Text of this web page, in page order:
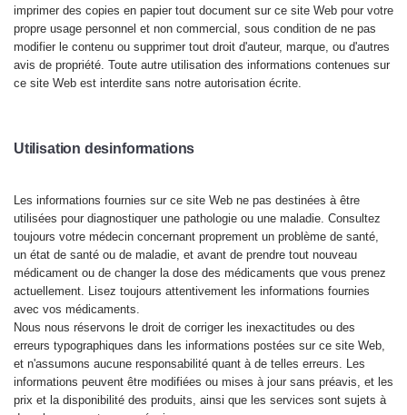
imprimer des copies en papier tout document sur ce site Web pour votre
propre usage personnel et non commercial, sous condition de ne pas
modifier le contenu ou supprimer tout droit d'auteur, marque, ou d'autres
avis de propriété. Toute autre utilisation des informations contenues sur
ce site Web est interdite sans notre autorisation écrite.
Utilisation desinformations
Les informations fournies sur ce site Web ne pas destinées à être
utilisées pour diagnostiquer une pathologie ou une maladie. Consultez
toujours votre médecin concernant proprement un problème de santé,
un état de santé ou de maladie, et avant de prendre tout nouveau
médicament ou de changer la dose des médicaments que vous prenez
actuellement. Lisez toujours attentivement les informations fournies
avec vos médicaments.
Nous nous réservons le droit de corriger les inexactitudes ou des
erreurs typographiques dans les informations postées sur ce site Web,
et n'assumons aucune responsabilité quant à de telles erreurs. Les
informations peuvent être modifiées ou mises à jour sans préavis, et les
prix et la disponibilité des produits, ainsi que les services sont sujets à